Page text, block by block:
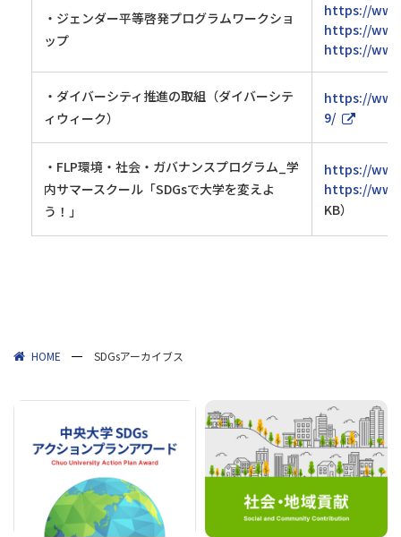
・ジェンダー平等啓発プログラムワークショ
ップ
https://
https://
https://
・ダイバーシティ推進の取組（ダイバーシテ
ィウィーク）
https://
9/
・FLP環境・社会・ガバナンスプログラム_学
内サマースクール「SDGsで大学を変えよ
う！」
https://
https://
KB）
HOME SDGsアーカイブス